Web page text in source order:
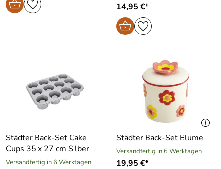
14,95 €*
Städter Back-Set Cake
Cups 35 x 27 cm Silber
Versandfertig in 6 Werktagen
Städter Back-Set Blume
Versandfertig in 6 Werktagen
19,95 €*